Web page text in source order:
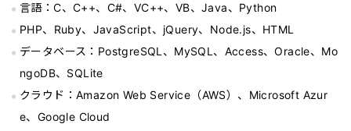
⾔語：C、C++、C#、VC++、VB、Java、Python
PHP、Ruby、JavaScript、jQuery、Node.js、HTML
データベース：PostgreSQL、MySQL、Access、Oracle、Mo
ngoDB、SQLite
クラウド：Amazon Web Service（AWS）、Microsoft Azur
e、Google Cloud